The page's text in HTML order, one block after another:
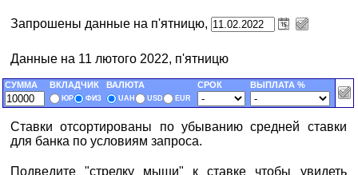
Запрошены данные на п'ятницю,
Данные на 11 лютого 2022, п'ятницю
СУММА ВКЛАДЧИК ВАЛЮТА СРОК ВЫПЛАТА %
ЮР ФИЗ UAH USD EUR
Ставки отсортированы по убыванию средней ставки
для банка по условиям запроса.
Подведите "стрелку мыши" к ставке чтобы увидеть